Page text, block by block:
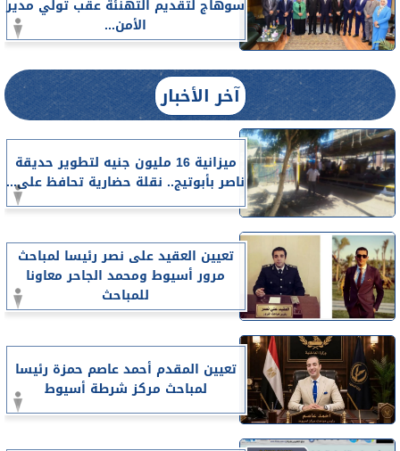
سوهاج لتقديم التهنئة عقب تولي مدير
الأمن...
آخر الأخبار
ميزانية 16 مليون جنيه لتطوير حديقة
ناصر بأبوتيج.. نقلة حضارية تحافظ على...
تعيين العقيد على نصر رئيسا لمباحث
مرور أسيوط ومحمد الجاحر معاونا
للمباحث
تعيين المقدم أحمد عاصم حمزة رئيسا
لمباحث مركز شرطة أسيوط